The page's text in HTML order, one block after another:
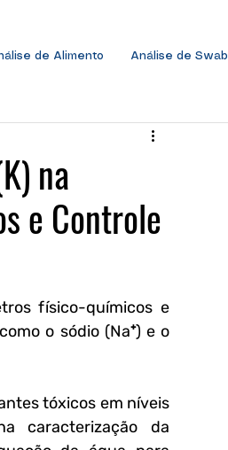
de Alimento Análise de Swab
na
e Controle
físico-químicos e
o sódio (Na⁺) e o
tóxicos em níveis
caracterização da